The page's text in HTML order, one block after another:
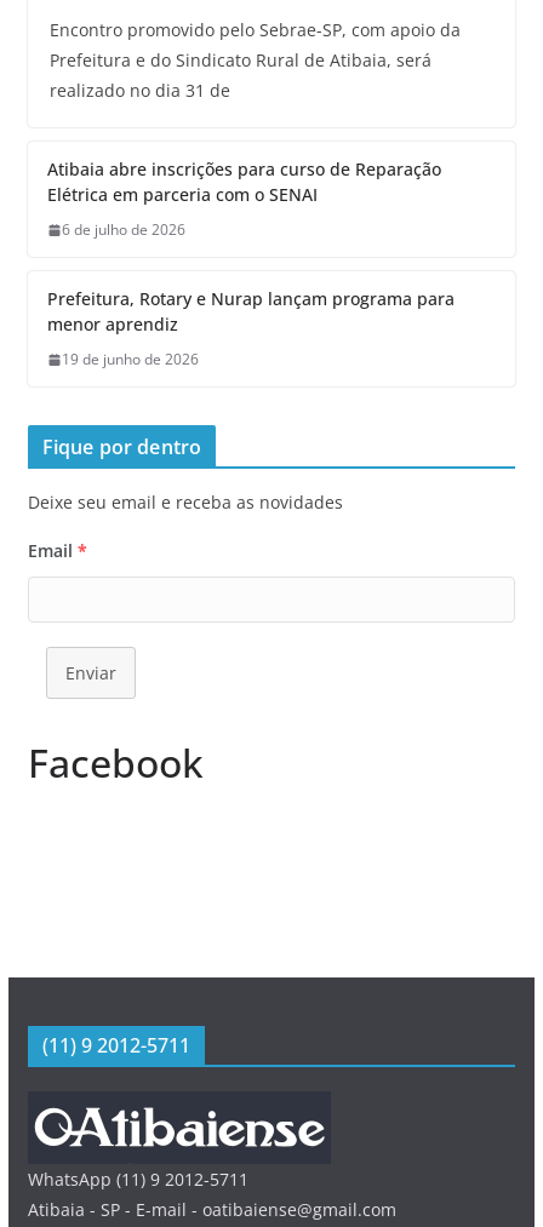
Encontro promovido pelo Sebrae-SP, com apoio da
Prefeitura e do Sindicato Rural de Atibaia, será
realizado no dia 31 de
Atibaia abre inscrições para curso de Reparação
Elétrica em parceria com o SENAI
6 de julho de 2026
Prefeitura, Rotary e Nurap lançam programa para
menor aprendiz
19 de junho de 2026
Fique por dentro
Deixe seu email e receba as novidades
Email *
Enviar
Facebook
(11) 9 2012-5711
WhatsApp (11) 9 2012-5711
Atibaia - SP - E-mail - oatibaiense@gmail.com